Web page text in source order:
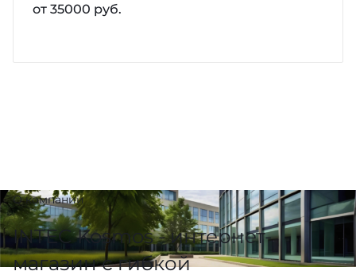
от 35000 руб.
О компании
INTEC Kosmos - интернет-
магазин с гибкой